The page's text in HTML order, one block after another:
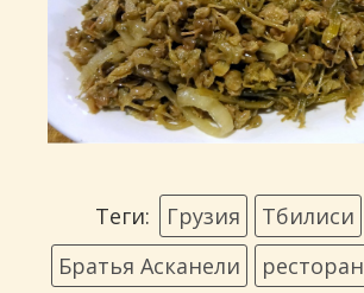
Теги: Грузия
Тбилиси
Братья Асканели
ресторан